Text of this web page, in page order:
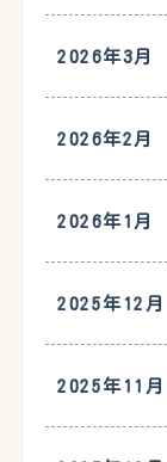
2026年3月
2026年2月
2026年1月
2025年12月
2025年11月